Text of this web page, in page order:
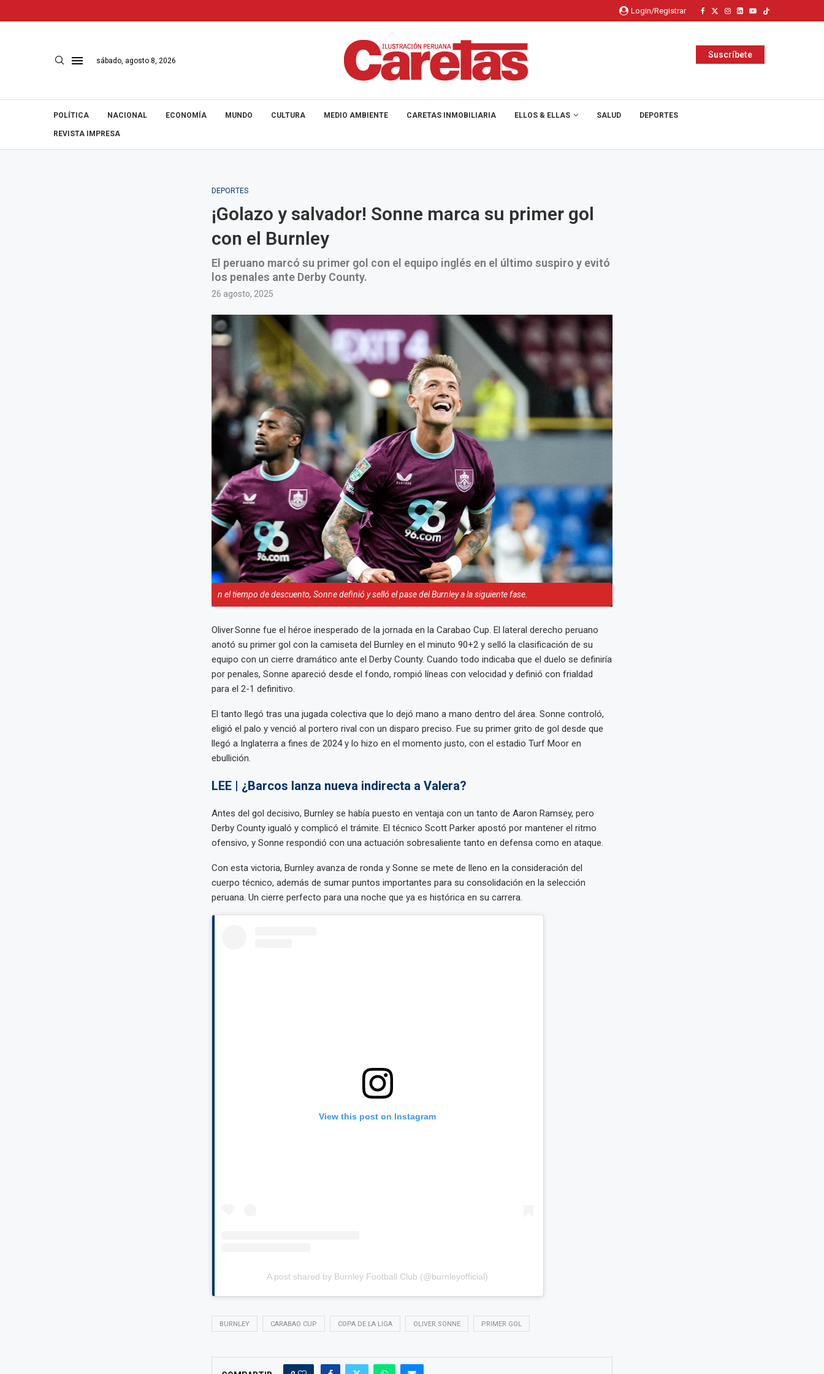
Login/Registrar
sábado, agosto 8, 2026
Suscríbete
POLÍTICA NACIONAL ECONOMÍA MUNDO CULTURA MEDIO AMBIENTE CARETAS INMOBILIARIA ELLOS & ELLAS SALUD DEPORTES
REVISTA IMPRESA
DEPORTES
¡Golazo y salvador! Sonne marca su primer gol
con el Burnley
El peruano marcó su primer gol con el equipo inglés en el último suspiro y evitó
los penales ante Derby County.
26 agosto, 2025
n el tiempo de descuento, Sonne definió y selló el pase del Burnley a la siguiente fase.
Oliver Sonne fue el héroe inesperado de la jornada en la Carabao Cup. El lateral derecho peruano
anotó su primer gol con la camiseta del Burnley en el minuto 90+2 y selló la clasificación de su
equipo con un cierre dramático ante el Derby County. Cuando todo indicaba que el duelo se definiría
por penales, Sonne apareció desde el fondo, rompió líneas con velocidad y definió con frialdad
para el 2-1 definitivo.
El tanto llegó tras una jugada colectiva que lo dejó mano a mano dentro del área. Sonne controló,
eligió el palo y venció al portero rival con un disparo preciso. Fue su primer grito de gol desde que
llegó a Inglaterra a fines de 2024 y lo hizo en el momento justo, con el estadio Turf Moor en
ebullición.
LEE | ¿Barcos lanza nueva indirecta a Valera?
Antes del gol decisivo, Burnley se había puesto en ventaja con un tanto de Aaron Ramsey, pero
Derby County igualó y complicó el trámite. El técnico Scott Parker apostó por mantener el ritmo
ofensivo, y Sonne respondió con una actuación sobresaliente tanto en defensa como en ataque.
Con esta victoria, Burnley avanza de ronda y Sonne se mete de lleno en la consideración del
cuerpo técnico, además de sumar puntos importantes para su consolidación en la selección
peruana. Un cierre perfecto para una noche que ya es histórica en su carrera.
View this post on Instagram
A post shared by Burnley Football Club (@burnleyofficial)
BURNLEY CARABAO CUP COPA DE LA LIGA OLIVER SONNE PRIMER GOL